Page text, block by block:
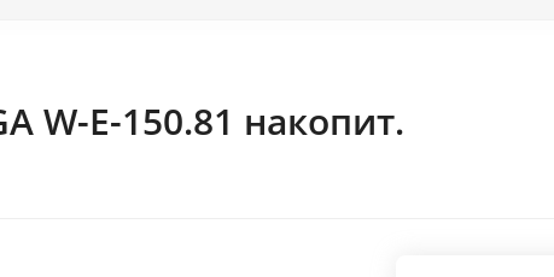
W-E-150.81 накопит.